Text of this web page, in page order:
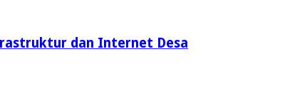
dan Internet Desa